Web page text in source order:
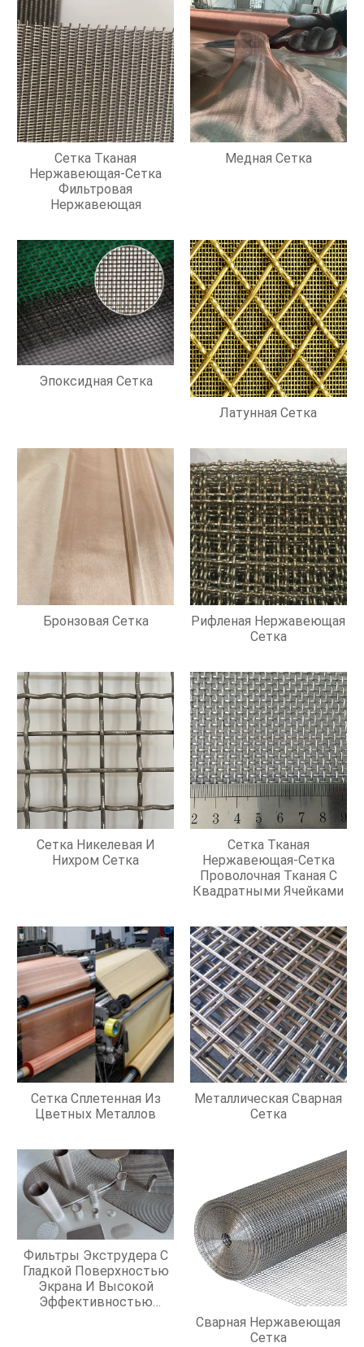
Сетка Тканая
Нержавеющая-Сетка
Фильтровая
Нержавеющая
Медная Сетка
Эпоксидная Сетка
Латунная Сетка
Бронзовая Сетка
Рифленая Нержавеющая
Сетка
Сетка Никелевая И
Нихром Сетка
Сетка Тканая
Нержавеющая-Сетка
Проволочная Тканая С
Квадратными Ячейками
Сетка Сплетенная Из
Цветных Металлов
Металлическая Сварная
Сетка
Фильтры Экструдера С
Гладкой Поверхностью
Экрана И Высокой
Эффективностью
Сварная Нержавеющая
Сетка